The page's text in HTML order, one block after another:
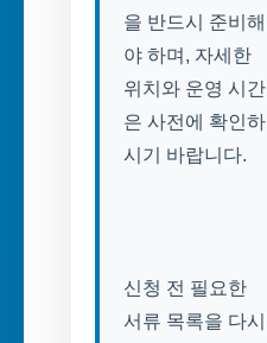
을 반드시 준비해
야 하며, 자세한
위치와 운영 시간
은 사전에 확인하
신청 전 필요한
서류 목록을 다시